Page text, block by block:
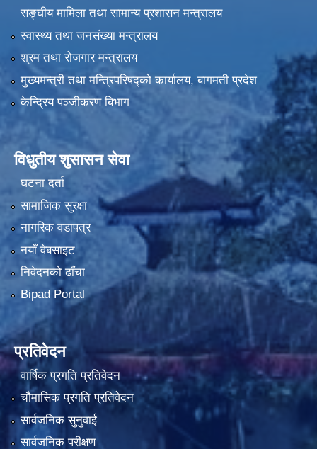
सङ्घीय मामिला तथा सामान्य प्रशासन मन्त्रालय
स्वास्थ्य तथा जनसंख्या मन्त्रालय
श्रम तथा रोजगार मन्त्रालय
मुख्यमन्त्री तथा मन्त्रिपरिषद्को कार्यालय, बागमती प्रदेश
केन्द्रिय पञ्जीकरण बिभाग
विधुतीय शुसासन सेवा
घटना दर्ता
सामाजिक सुरक्षा
नागरिक वडापत्र
नयाँ वेबसाइट
निवेदनको ढाँचा
Bipad Portal
प्रतिवेदन
वार्षिक प्रगति प्रतिवेदन
चौमासिक प्रगति प्रतिवेदन
सार्वजनिक सुनुवाई
सार्वजनिक परीक्षण